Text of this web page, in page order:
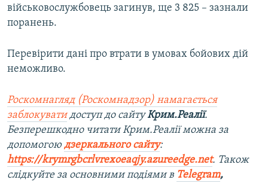
військовослужбовець загинув, ще 3 825 – зазнали
поранень​.
Перевірити дані про втрати в умовах бойових дій
неможливо.
Роскомнагляд (Роскомнадзор) намагається
заблокуватидоступ до сайтуКрим.Реалії.
Безперешкодно читати Крим.Реалії можна за
допомогою дзеркального сайту:
https://krymrgbcrlvrexoeaqjy.azureedge.net. Також
слідкуйте за основними подіями в Telegram,